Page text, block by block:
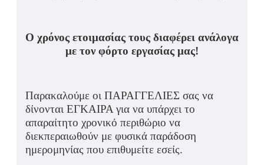
Ο χρόνος ετοιμασίας τους διαφέρει ανάλογα
με τον φόρτο εργασίας μας!
Παρακαλούμε οι ΠΑΡΑΓΓΕΛΙΕΣ σας να
δίνονται ΕΓΚΑΙΡΑ για να υπάρχει το
απαραίτητο χρονικό περιθώριο να
διεκπεραιωθούν με φυσικά παράδοση
ημερομηνίας που επιθυμείτε εσείς.